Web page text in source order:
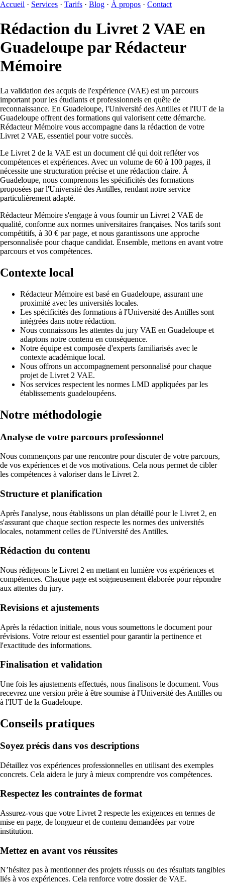
Accueil · Services · Tarifs · Blog · À propos · Contact
Rédaction du Livret 2 VAE en
Guadeloupe par Rédacteur
Mémoire
La validation des acquis de l'expérience (VAE) est un parcours
important pour les étudiants et professionnels en quête de
reconnaissance. En Guadeloupe, l'Université des Antilles et l'IUT de la
Guadeloupe offrent des formations qui valorisent cette démarche.
Rédacteur Mémoire vous accompagne dans la rédaction de votre
Livret 2 VAE, essentiel pour votre succès.
Le Livret 2 de la VAE est un document clé qui doit refléter vos
compétences et expériences. Avec un volume de 60 à 100 pages, il
nécessite une structuration précise et une rédaction claire. À
Guadeloupe, nous comprenons les spécificités des formations
proposées par l'Université des Antilles, rendant notre service
particulièrement adapté.
Rédacteur Mémoire s'engage à vous fournir un Livret 2 VAE de
qualité, conforme aux normes universitaires françaises. Nos tarifs sont
compétitifs, à 30 € par page, et nous garantissons une approche
personnalisée pour chaque candidat. Ensemble, mettons en avant votre
parcours et vos compétences.
Contexte local
Rédacteur Mémoire est basé en Guadeloupe, assurant une
proximité avec les universités locales.
Les spécificités des formations à l'Université des Antilles sont
intégrées dans notre rédaction.
Nous connaissons les attentes du jury VAE en Guadeloupe et
adaptons notre contenu en conséquence.
Notre équipe est composée d'experts familiarisés avec le
contexte académique local.
Nous offrons un accompagnement personnalisé pour chaque
projet de Livret 2 VAE.
Nos services respectent les normes LMD appliquées par les
établissements guadeloupéens.
Notre méthodologie
Analyse de votre parcours professionnel
Nous commençons par une rencontre pour discuter de votre parcours,
de vos expériences et de vos motivations. Cela nous permet de cibler
les compétences à valoriser dans le Livret 2.
Structure et planification
Après l'analyse, nous établissons un plan détaillé pour le Livret 2, en
s'assurant que chaque section respecte les normes des universités
locales, notamment celles de l'Université des Antilles.
Rédaction du contenu
Nous rédigeons le Livret 2 en mettant en lumière vos expériences et
compétences. Chaque page est soigneusement élaborée pour répondre
aux attentes du jury.
Revisions et ajustements
Après la rédaction initiale, nous vous soumettons le document pour
révisions. Votre retour est essentiel pour garantir la pertinence et
l'exactitude des informations.
Finalisation et validation
Une fois les ajustements effectués, nous finalisons le document. Vous
recevrez une version prête à être soumise à l'Université des Antilles ou
à l'IUT de la Guadeloupe.
Conseils pratiques
Soyez précis dans vos descriptions
Détaillez vos expériences professionnelles en utilisant des exemples
concrets. Cela aidera le jury à mieux comprendre vos compétences.
Respectez les contraintes de format
Assurez-vous que votre Livret 2 respecte les exigences en termes de
mise en page, de longueur et de contenu demandées par votre
institution.
Mettez en avant vos réussites
N’hésitez pas à mentionner des projets réussis ou des résultats tangibles
liés à vos expériences. Cela renforce votre dossier de VAE.